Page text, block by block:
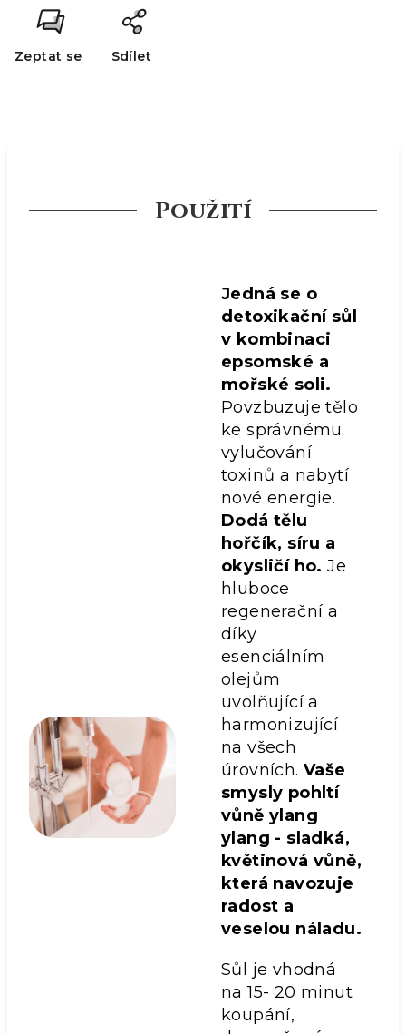
Zeptat se Sdílet
Použití
Jedná se o
detoxikační sůl
v kombinaci
epsomské a
mořské soli.
Povzbuzuje tělo
ke správnému
vylučování
toxinů a nabytí
nové energie.
Dodá tělu
hořčík, síru a
okysličí ho. Je
hluboce
regenerační a
díky
esenciálním
olejům
uvolňující a
harmonizující
na všech
úrovních.Vaše
smysly pohltí
vůně ylang
ylang - sladká,
květinová vůně,
která navozuje
radost a
veselou náladu.
Sůl je vhodná
na 15- 20 minut
koupání,